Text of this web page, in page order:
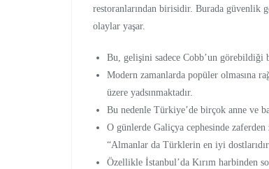
restoranlarından birisidir. Burada güvenlik
olaylar yaşar.
Bu, gelişini sadece Cobb’un görebildiği
Modern zamanlarda popüler olmasına
üzere yadsınmaktadır.
Bu nedenle Türkiye’de birçok anne ve
O günlerde Galiçya cephesinde
“Almanlar da Türklerin en iyi
Özellikle İstanbul’da Kırım harbinden